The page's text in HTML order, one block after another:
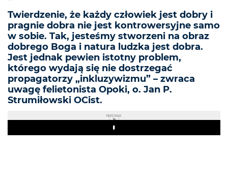
Twierdzenie, że każdy człowiek jest dobry i
pragnie dobra nie jest kontrowersyjne samo
w sobie. Tak, jesteśmy stworzeni na obraz
dobrego Boga i natura ludzka jest dobra.
Jest jednak pewien istotny problem,
którego wydają się nie dostrzegać
propagatorzy „inkluzywizmu” – zwraca
uwagę felietonista Opoki, o. Jan P.
Strumiłowski OCist.
REKLAMA
Play